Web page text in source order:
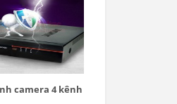
camera 4 kênh